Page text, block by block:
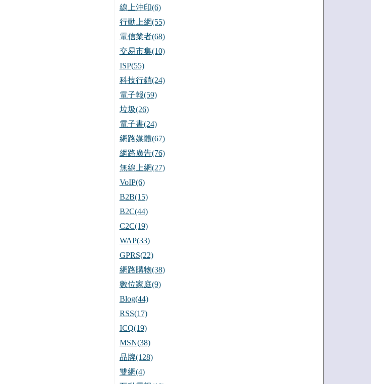
線上沖印(6)
行動上網(55)
電信業者(68)
交易市集(10)
ISP(55)
科技行銷(24)
電子報(59)
垃圾(26)
電子書(24)
網路媒體(67)
網路廣告(76)
無線上網(27)
VoIP(6)
B2B(15)
B2C(44)
C2C(19)
WAP(33)
GPRS(22)
網路購物(38)
數位家庭(9)
Blog(44)
RSS(17)
ICQ(19)
MSN(38)
品牌(128)
雙網(4)